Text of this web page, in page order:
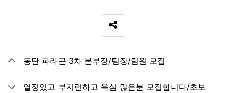
SNS 공유
관련자료
동탄 파라곤 3차 본부장/팀장/팀원 모집
열정있고 부지런하고 욕심 많은분 모집합니다/초보